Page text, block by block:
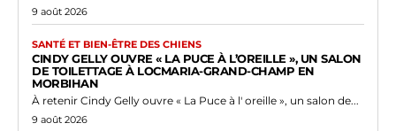
9 août 2026
SANTÉ ET BIEN-ÊTRE DES CHIENS
CINDY GELLY OUVRE « LA PUCE À L’OREILLE », UN SALON
DE TOILETTAGE À LOCMARIA-GRAND-CHAMP EN
MORBIHAN
À retenir Cindy Gelly ouvre « La Puce à l' oreille », un salon de...
9 août 2026